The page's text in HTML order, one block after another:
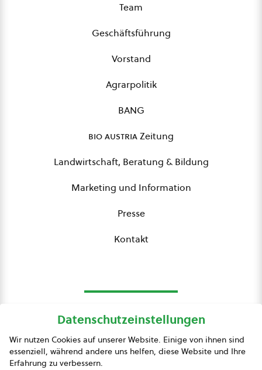
Team
Geschäftsführung
Vorstand
Agrarpolitik
BANG
bio austriaZeitung
Landwirtschaft, Beratung & Bildung
Marketing und Information
Presse
Kontakt
Presse
Datenschutzeinstellungen
Wir nutzen Cookies auf unserer Website. Einige von ihnen sind
essenziell, während andere uns helfen, diese Website und Ihre
Erfahrung zu verbessern.